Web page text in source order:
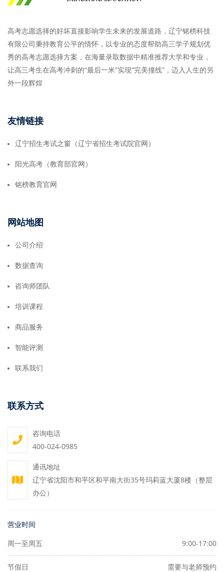
高考志愿选择的好坏直接影响学生未来的发展道路，辽宁铭榜科技
有限公司秉持教育公平的情怀，以专业的态度帮助高三学子规划优
秀的高考志愿选择方案，在海量录取数据中精准推荐大学和专业，
让高三考生在高考冲刺的“最后一米”实现“完美撞线”，迈入人生的另
外一段辉煌
友情链接
辽宁招生考试之窗（辽宁省招生考试院官网）
阳光高考（教育部官网）
铭榜教育官网
网站地图
公司介绍
数据查询
咨询师团队
培训课程
商品服务
智能评测
联系我们
联系方式
咨询电话
400-024-0985
通讯地址
辽宁省沈阳市和平区和平南大街35号玛莉蓝大厦8楼（整层
办公）
营业时间
周一至周五 9:00-17:00
节假日 需要与老师预约